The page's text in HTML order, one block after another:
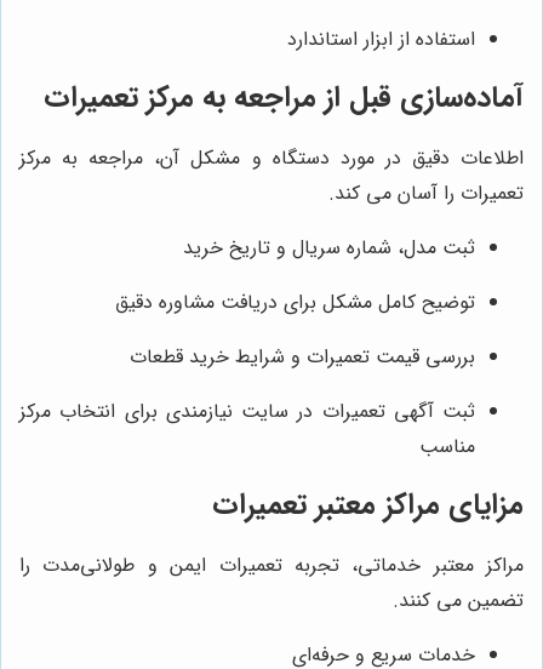
استفاده از ابزار استاندارد
آماده‌سازی قبل از مراجعه به مرکز تعمیرات
اطلاعات دقیق در مورد دستگاه و مشکل آن، مراجعه به مرکز
تعمیرات را آسان می کند.
ثبت مدل، شماره سریال و تاریخ خرید
توضیح کامل مشکل برای دریافت مشاوره دقیق
بررسی قیمت تعمیرات و شرایط خرید قطعات
ثبت آگهی تعمیرات در سایت نیازمندی برای انتخاب مرکز
مناسب
مزایای مراکز معتبر تعمیرات
مراکز معتبر خدماتی، تجربه تعمیرات ایمن و طولانی‌مدت را
تضمین می کنند.
خدمات سریع و حرفه‌ای